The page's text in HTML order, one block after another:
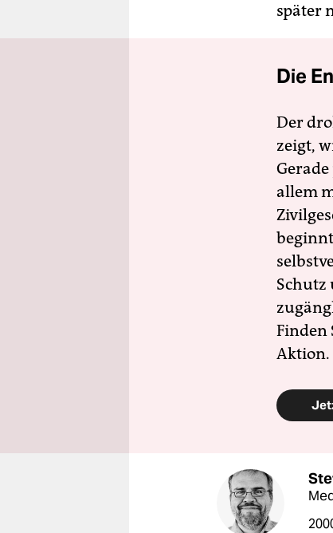
später
Die
Der
zeigt,
allem
Schutz
Finden
Aktion.